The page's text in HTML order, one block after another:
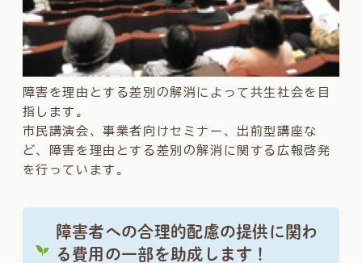
障害を理由とする差別の解消によって共生社会を目
指します。
市民講演会、事業者向けセミナー、出前型講座な
ど、障害を理由とする差別の解消に関する広報啓発
を行っています。
障害者への合理的配慮の提供に関わ
る費用の一部を助成します！